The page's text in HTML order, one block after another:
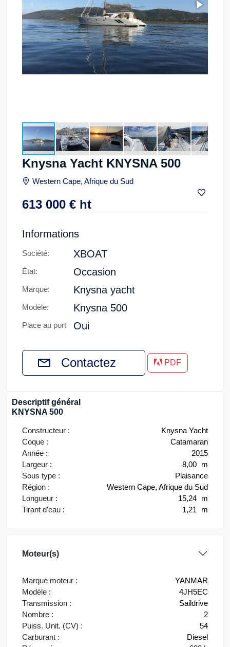
Knysna Yacht KNYSNA 500
Western Cape, Afrique du Sud
613 000 € ht
Informations
Société: XBOAT
État: Occasion
Marque: Knysna yacht
Modèle: Knysna 500
Place au port Oui
Contactez PDF
Descriptif général
KNYSNA 500
Constructeur :
Knysna Yacht
Coque :
Catamaran
Année :
2015
Largeur :
8,00 m
Sous type :
Plaisance
Région :
Western Cape, Afrique du Sud
Longueur :
15,24 m
Tirant d'eau :
1,21 m
Moteur(s)
Marque moteur :
YANMAR
Modèle :
4JH5EC
Transmission :
Saildrive
Nombre :
2
Puiss. Unit. (CV) :
54
Carburant :
Diesel